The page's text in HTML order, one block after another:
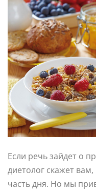
Если речь зайдет о
диетолог скажет
часть дня. Но мы